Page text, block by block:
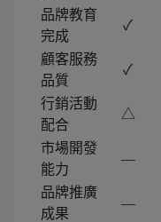
品牌教育
完成
✓
顧客服務
品質
✓
行銷活動
配合
△
市場開發
能力
—
品牌推廣
成果
—